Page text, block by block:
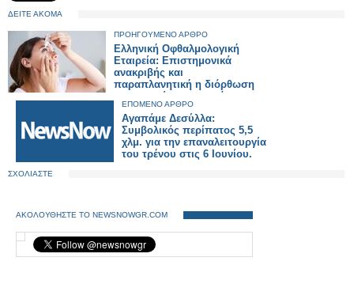
ΔΕΙΤΕ ΑΚΟΜΑ
ΠΡΟΗΓΟΥΜΕΝΟ ΑΡΘΡΟ
Ελληνική Οφθαλμολογική
Εταιρεία: Επιστημονικά
ανακριβής και
παραπλανητική η διόρθωση
της μυωπίας με σταγόνες
ΕΠΟΜΕΝΟ ΑΡΘΡΟ
Αγαπάμε Δεσύλλα:
Συμβολικός περίπατος 5,5
χλμ. για την επαναλειτουργία
του τρένου στις 6 Ιουνίου.
ΣΧΟΛΙΑΣΤΕ
ΑΚΟΛΟΥΘΗΣΤΕ ΤΟ NEWSNOWGR.COM